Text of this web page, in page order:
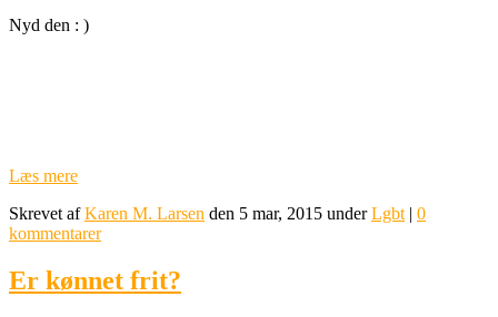
Nyd den : )
Læs mere
Skrevet afKaren M. Larsen den 5 mar, 2015 underLgbt| 0
kommentarer
Er kønnet frit?